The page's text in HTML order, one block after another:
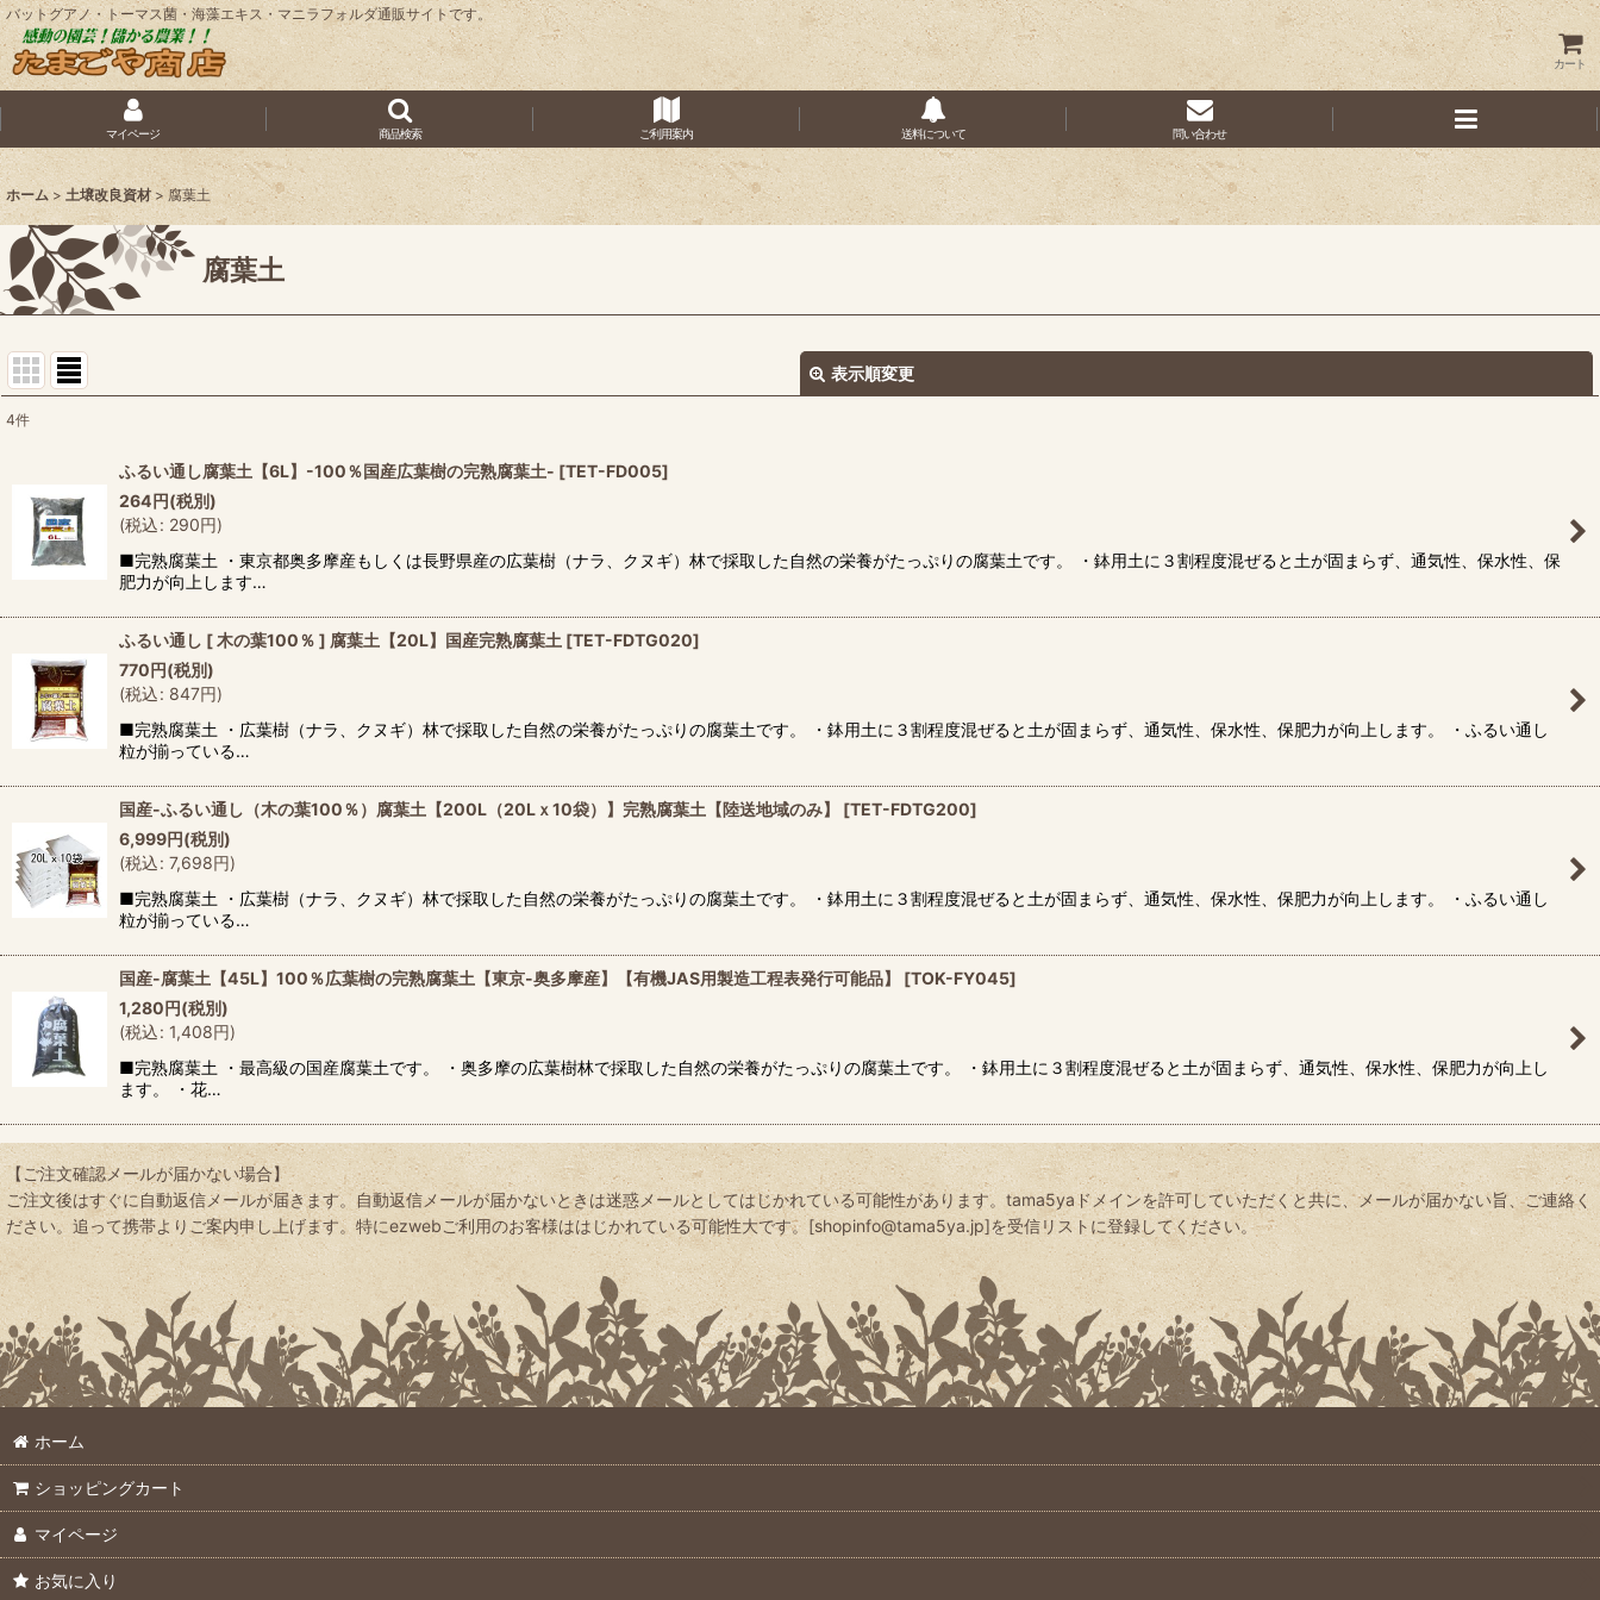
バットグアノ・トーマス菌・海藻エキス・マニラフォルダ通販サイトです。
カート
マイページ 商品検索 ご利用案内 送料について 問い合わせ
ホーム > 土壌改良資材 > 腐葉土
腐葉土
表示順変更
並び順:
絞り込む
4件
ふるい通し腐葉土【6L】-100％国産広葉樹の完熟腐葉土- [TET-FD005]
264円(税別)
(税込: 290円)
■完熟腐葉土 ・東京都奥多摩産もしくは長野県産の広葉樹（ナラ、クヌギ）林で採取した自然の栄養がたっぷりの腐葉土です。 ・鉢用土に３割程度混ぜると土が固まらず、通気性、保水性、保
肥力が向上します…
ふるい通し [ 木の葉100％ ] 腐葉土【20L】国産完熟腐葉土 [TET-FDTG020]
770円(税別)
(税込: 847円)
■完熟腐葉土 ・広葉樹（ナラ、クヌギ）林で採取した自然の栄養がたっぷりの腐葉土です。 ・鉢用土に３割程度混ぜると土が固まらず、通気性、保水性、保肥力が向上します。 ・ふるい通し
粒が揃っている…
国産-ふるい通し（木の葉100％）腐葉土【200L（20Lｘ10袋）】完熟腐葉土【陸送地域のみ】 [TET-FDTG200]
6,999円(税別)
(税込: 7,698円)
■完熟腐葉土 ・広葉樹（ナラ、クヌギ）林で採取した自然の栄養がたっぷりの腐葉土です。 ・鉢用土に３割程度混ぜると土が固まらず、通気性、保水性、保肥力が向上します。 ・ふるい通し
粒が揃っている…
国産-腐葉土【45L】100％広葉樹の完熟腐葉土【東京-奥多摩産】【有機JAS用製造工程表発行可能品】 [TOK-FY045]
1,280円(税別)
(税込: 1,408円)
■完熟腐葉土 ・最高級の国産腐葉土です。 ・奥多摩の広葉樹林で採取した自然の栄養がたっぷりの腐葉土です。 ・鉢用土に３割程度混ぜると土が固まらず、通気性、保水性、保肥力が向上し
ます。 ・花…
【ご注文確認メールが届かない場合】
ご注文後はすぐに自動返信メールが届きます。自動返信メールが届かないときは迷惑メールとしてはじかれている可能性があります。tama5yaドメインを許可していただくと共に、メールが届かない旨、ご連絡く
ださい。追って携帯よりご案内申し上げます。特にezwebご利用のお客様ははじかれている可能性大です。[shopinfo@tama5ya.jp]を受信リストに登録してください。
ホーム
ショッピングカート
マイページ
お気に入り